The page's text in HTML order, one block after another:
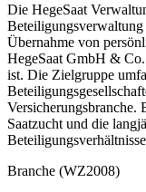
Die HegeSaat
Übernahme von
HegeSaat GmbH &
ist. Die Zielgruppe
Versicherungsbranche.
Saatzucht und die
Branche (WZ2008)